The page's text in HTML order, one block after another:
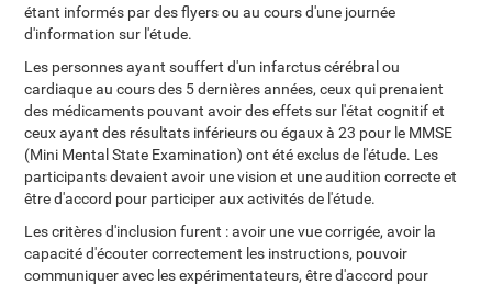
étant informés par des flyers ou au cours d'une journée
d'information sur l'étude.
Les personnes ayant souffert d'un infarctus cérébral ou
cardiaque au cours des 5 dernières années, ceux qui prenaient
des médicaments pouvant avoir des effets sur l'état cognitif et
ceux ayant des résultats inférieurs ou égaux à 23 pour le MMSE
(Mini Mental State Examination) ont été exclus de l'étude. Les
participants devaient avoir une vision et une audition correcte et
être d'accord pour participer aux activités de l'étude.
Les critères d'inclusion furent : avoir une vue corrigée, avoir la
capacité d'écouter correctement les instructions, pouvoir
communiquer avec les expérimentateurs, être d'accord pour